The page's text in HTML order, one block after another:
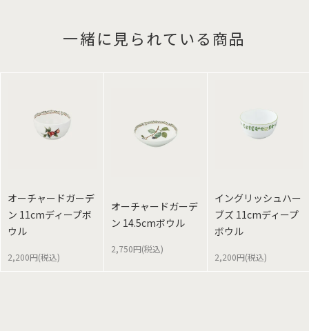
一緒に見られている商品
オーチャードガーデ
ン 11cmディープボ
ウル
2,200円(税込)
オーチャードガーデ
ン 14.5cmボウル
2,750円(税込)
イングリッシュハー
ブズ 11cmディープ
ボウル
2,200円(税込)